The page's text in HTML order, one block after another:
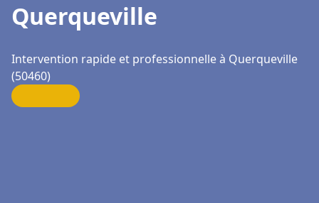
Querqueville
Intervention rapide et professionnelle à Querqueville
(50460)